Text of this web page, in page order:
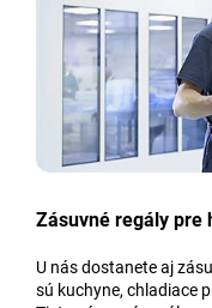
Zásuvné regály pre
U nás dostanete aj
sú kuchyne, chladiace